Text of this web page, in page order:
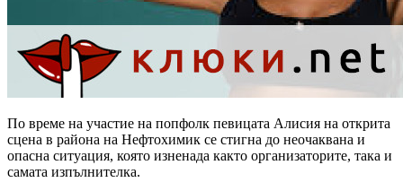
По време на участие на попфолк певицата Алисия на открита
сцена в района на Нефтохимик се стигна до неочаквана и
опасна ситуация, която изненада както организаторите, така и
самата изпълнителка.